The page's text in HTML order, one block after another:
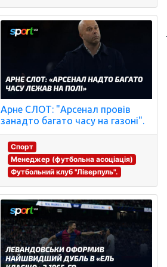
Арне СЛОТ: "Арсенал провів
занадто багато часу на газоні".
Спорт
Менеджер (футбольна асоціація)
Футбольний клуб "Ліверпуль".